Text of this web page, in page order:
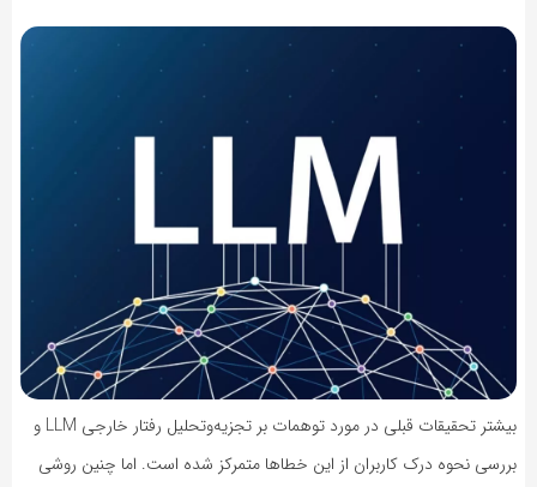
بیشتر تحقیقات قبلی در مورد توهمات بر تجزیه‌وتحلیل رفتار خارجی LLM و
بررسی نحوه درک کاربران از این خطاها متمرکز شده است. اما چنین روشی